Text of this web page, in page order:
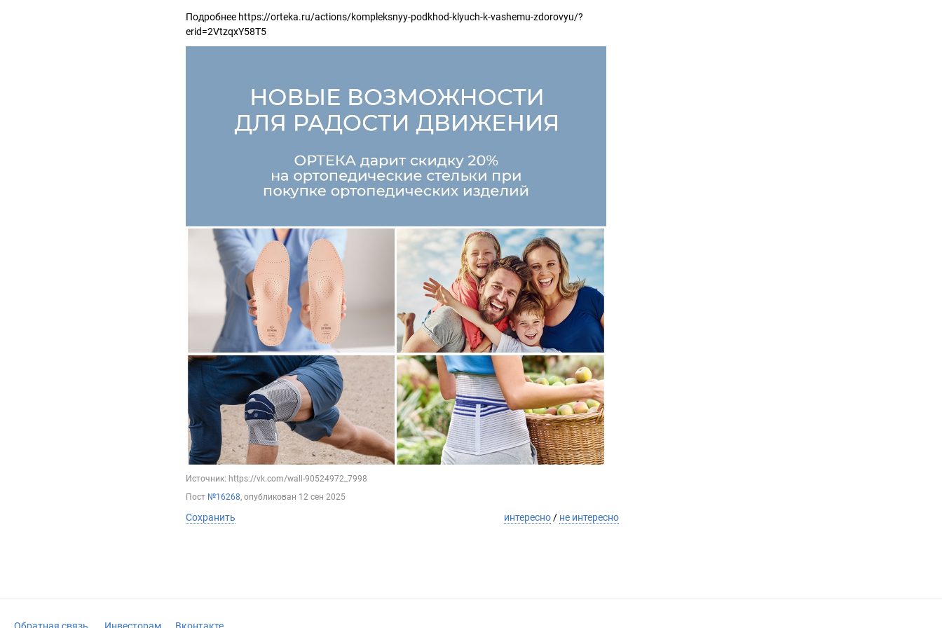
Подробнее https://orteka.ru/actions/kompleksnyy-podkhod-klyuch-k-vashemu-zdorovyu/?
erid=2VtzqxY58T5
Источник: https://vk.com/wall-90524972_7998
Пост №16268, опубликован 12 сен 2025
Сохранить интересно / не интересно